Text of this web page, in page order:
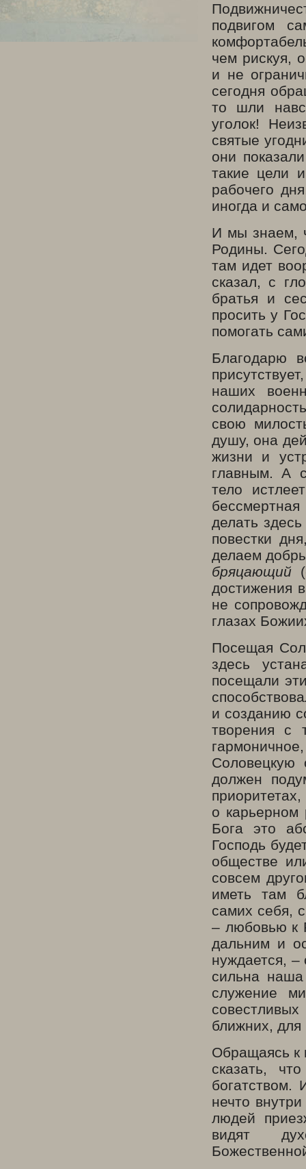
подвигом
чем рискуя,
и не
сегодня
то шли
уголок!
святые
они
такие цели
рабочего
иногда и
И мы знаем,
Родины.
там идет
сказал, с
братья и
просить у
помогать
Благодарю
наших
свою
душу, она
жизни и
главным. А
тело
делать
повестки
делаем
бряцающий
достижения
не
глазах
Посещая
здесь
посещали
и созданию
творения с
Соловецкую
должен
о карьерном
Бога это
Господь
обществе
совсем
иметь там
самих себя,
– любовью к
дальним и
нуждается,
сильна
служение
ближних,
Обращаясь к
сказать,
богатством.
нечто
людей
видят